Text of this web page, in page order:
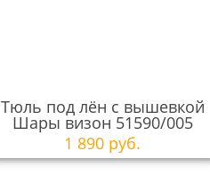
Тюль под лён с вышевкой
Шары визон 51590/005
1 890 руб.